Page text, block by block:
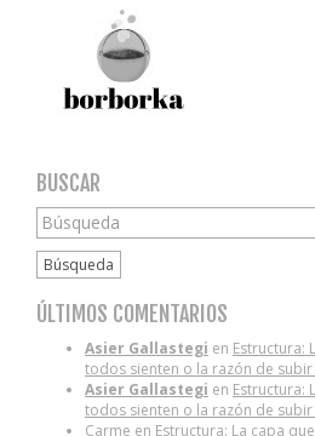
BUSCAR
Búsqueda
ÚLTIMOS COMENTARIOS
Asier Gallastegi en Estructura:
todos sienten o la razón de
Asier Gallastegi en Estructura:
todos sienten o la razón de
Carme en Estructura: La capa